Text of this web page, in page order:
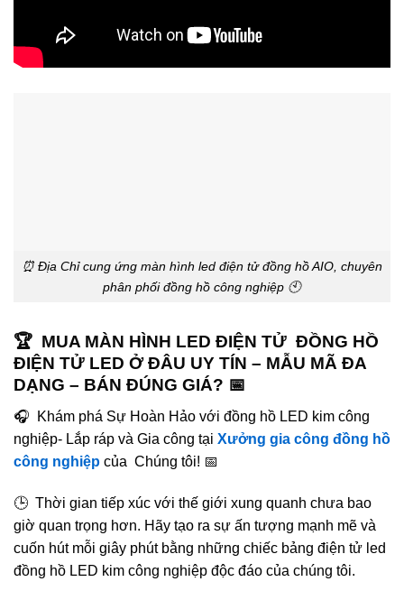
⏰ Địa Chỉ cung ứng màn hình led điện tử đồng hồ AIO, chuyên
phân phối đồng hồ công nghiệp 🕙
🏆 MUA MÀN HÌNH LED ĐIỆN TỬ ĐỒNG HỒ
ĐIỆN TỬ LED Ở ĐÂU UY TÍN – MẪU MÃ ĐA
DẠNG – BÁN ĐÚNG GIÁ? 📅
🎧 Khám phá Sự Hoàn Hảo với đồng hồ LED kim công
nghiệp- Lắp ráp và Gia công tại Xưởng gia công đồng hồ
công nghiệp của Chúng tôi! 📅
🕒 Thời gian tiếp xúc với thế giới xung quanh chưa bao
giờ quan trọng hơn. Hãy tạo ra sự ấn tượng mạnh mẽ và
cuốn hút mỗi giây phút bằng những chiếc bảng điện tử led
đồng hồ LED kim công nghiệp độc đáo của chúng tôi.